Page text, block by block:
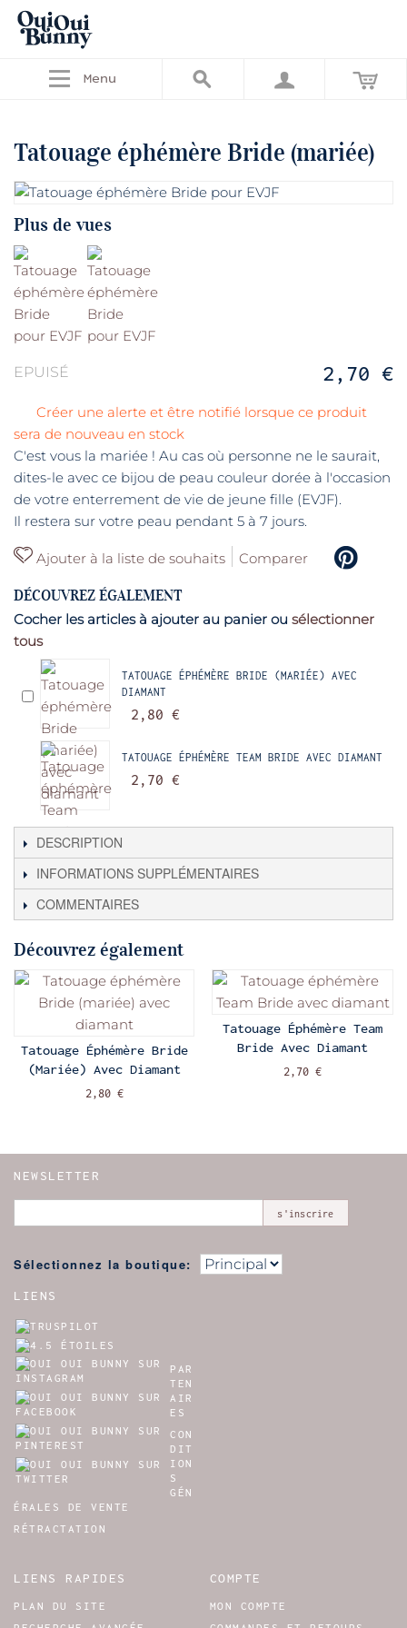
Menu
Tatouage éphémère Bride (mariée)
Plus de vues
2,70 €
EPUISÉ
Créer une alerte et être notifié lorsque ce produit
sera de nouveau en stock
C'est vous la mariée ! Au cas où personne ne le saurait,
dites-le avec ce bijou de peau couleur dorée à l'occasion
de votre enterrement de vie de jeune fille (EVJF).
Il restera sur votre peau pendant 5 à 7 jours.
Ajouter à la liste de souhaits Comparer
DÉCOUVREZ ÉGALEMENT
Cocher les articles à ajouter au panier ou sélectionner
tous
TATOUAGE ÉPHÉMÈRE BRIDE (MARIÉE) AVEC
DIAMANT
2,80 €
TATOUAGE ÉPHÉMÈRE TEAM BRIDE AVEC DIAMANT
2,70 €
DESCRIPTION
INFORMATIONS SUPPLÉMENTAIRES
COMMENTAIRES
Découvrez également
Tatouage Éphémère Bride
(mariée) Avec Diamant
2,80 €
Tatouage Éphémère Team
Bride Avec Diamant
2,70 €
NEWSLETTER
s'inscrire
Sélectionnez la boutique:
LIENS
PAR
TEN
AIR
ES
CON
DIT
ION
S
GÉN
ÉRALES DE VENTE
RÉTRACTATION
LIENS RAPIDES
PLAN DU SITE
COMPTE
MON COMPTE